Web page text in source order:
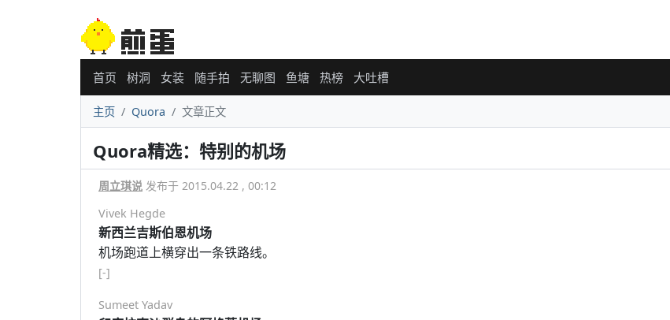
首页 树洞 女装 随手拍 无聊图 鱼塘 热榜 大吐槽
主页 Quora 文章正文
Quora精选：特别的机场
周立琪说 发布于 2015.04.22 , 00:12
Vivek Hegde
新西兰吉斯伯恩机场
机场跑道上横穿出一条铁路线。
[-]
Sumeet Yadav